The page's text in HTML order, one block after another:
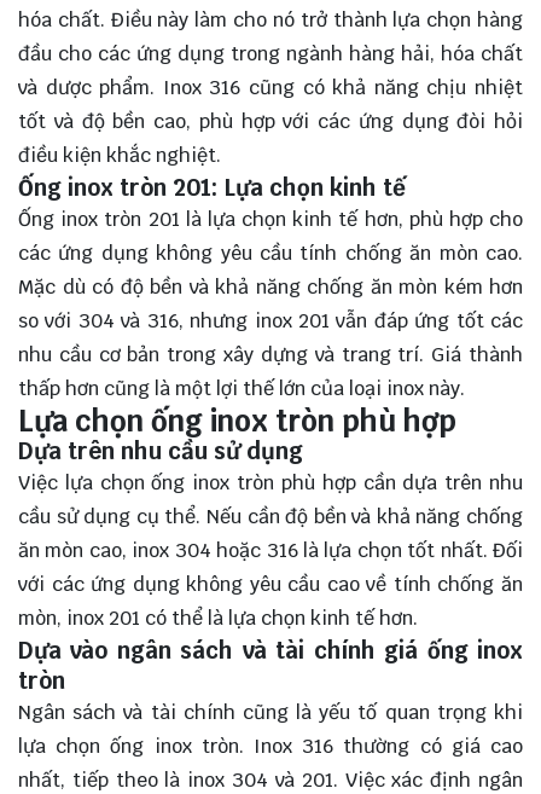
hóa chất. Điều này làm cho nó trở thành lựa chọn hàng
đầu cho các ứng dụng trong ngành hàng hải, hóa chất
và dược phẩm. Inox 316 cũng có khả năng chịu nhiệt
tốt và độ bền cao, phù hợp với các ứng dụng đòi hỏi
điều kiện khắc nghiệt.
Ống inox tròn 201: Lựa chọn kinh tế
Ống inox tròn 201 là lựa chọn kinh tế hơn, phù hợp cho
các ứng dụng không yêu cầu tính chống ăn mòn cao.
Mặc dù có độ bền và khả năng chống ăn mòn kém hơn
so với 304 và 316, nhưng inox 201 vẫn đáp ứng tốt các
nhu cầu cơ bản trong xây dựng và trang trí. Giá thành
thấp hơn cũng là một lợi thế lớn của loại inox này.
Lựa chọn ống inox tròn phù hợp
Dựa trên nhu cầu sử dụng
Việc lựa chọn ống inox tròn phù hợp cần dựa trên nhu
cầu sử dụng cụ thể. Nếu cần độ bền và khả năng chống
ăn mòn cao, inox 304 hoặc 316 là lựa chọn tốt nhất. Đối
với các ứng dụng không yêu cầu cao về tính chống ăn
mòn, inox 201 có thể là lựa chọn kinh tế hơn.
Dựa vào ngân sách và tài chính giá ống inox
tròn
Ngân sách và tài chính cũng là yếu tố quan trọng khi
lựa chọn ống inox tròn. Inox 316 thường có giá cao
nhất, tiếp theo là inox 304 và 201. Việc xác định ngân